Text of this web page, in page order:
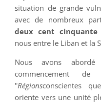
situation de grande
avec de nombreux
deux cent cinquante
nous entre le Liban et la
Nous avons
commencement
''Régionsconscientes
oriente vers une unité